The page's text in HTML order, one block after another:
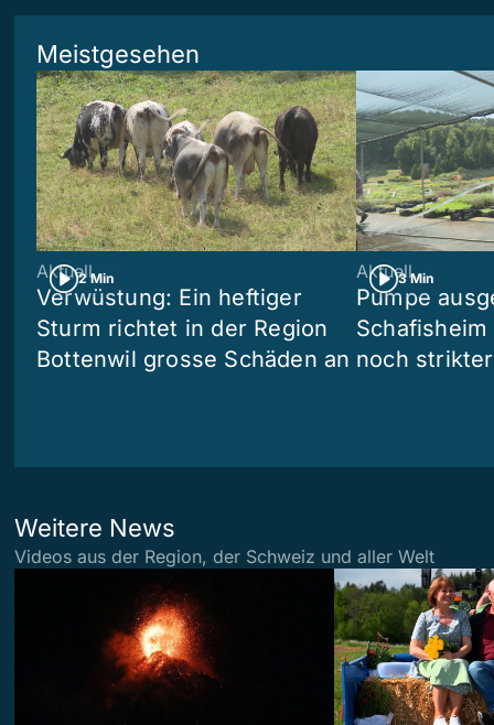
Meistgesehen
2 Min
Aktuell
Verwüstung: Ein heftiger
Sturm richtet in der Region
Bottenwil grosse Schäden an
3 Min
Aktuell
Pumpe
noch
Weitere News
Videos aus der Region, der Schweiz und aller Welt